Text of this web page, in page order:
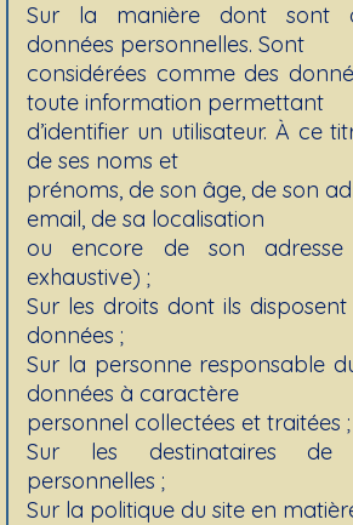
Sur la manière dont sont
données personnelles. Sont
considérées comme des
toute information permettant
d’identifier un utilisateur. À ce
de ses noms et
prénoms, de son âge, de son
email, de sa localisation
ou encore de son
exhaustive) ;
Sur les droits dont ils
données ;
Sur la personne responsable
données à caractère
personnel collectées et traitées ;
Sur les destinataires de
personnelles ;
Sur la politique du site en